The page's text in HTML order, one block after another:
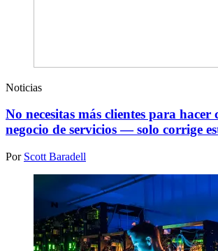
Noticias
No necesitas más clientes para hacer
negocio de servicios — solo corrige
Por Scott Baradell